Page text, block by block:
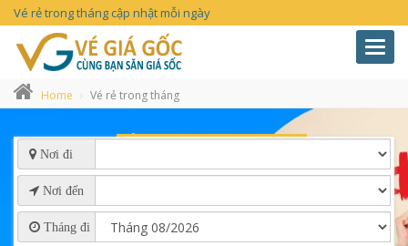
Vé rẻ trong tháng cập nhật mỗi ngày
Home Vé rẻ trong tháng
Nơi đi
Nơi đến
Tháng đi